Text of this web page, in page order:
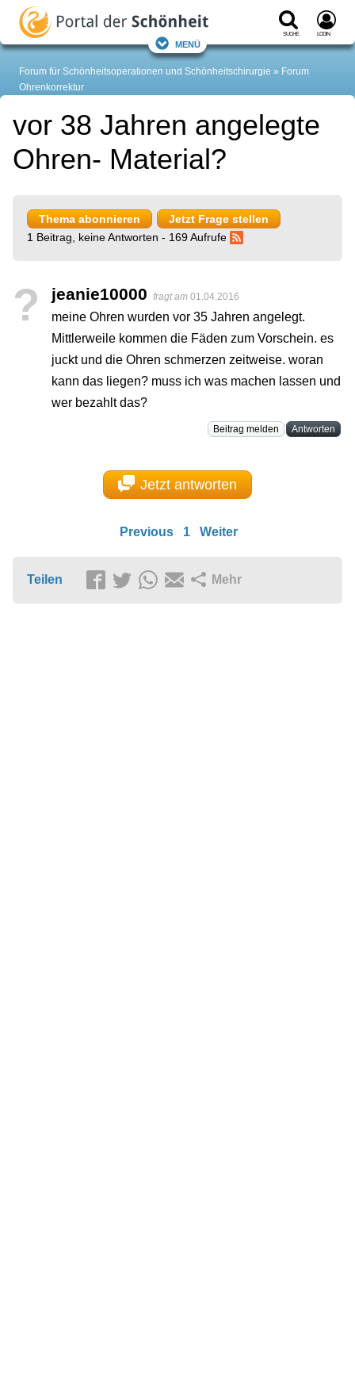
Suche Login
Menü
Forum für Schönheitsoperationen und Schönheitschirurgie
Forum
Ohrenkorrektur
vor 38 Jahren angelegte
Ohren- Material?
Thema abonnieren
Jetzt Frage stellen
1 Beitrag, keine Antworten - 169 Aufrufe
? jeanie10000 fragt am 01.04.2016
meine Ohren wurden vor 35 Jahren angelegt.
Mittlerweile kommen die Fäden zum Vorschein. es
juckt und die Ohren schmerzen zeitweise. woran
kann das liegen? muss ich was machen lassen und
wer bezahlt das?
Beitrag melden Antworten
Jetzt antworten
Previous 1 Weiter
Teilen Mehr